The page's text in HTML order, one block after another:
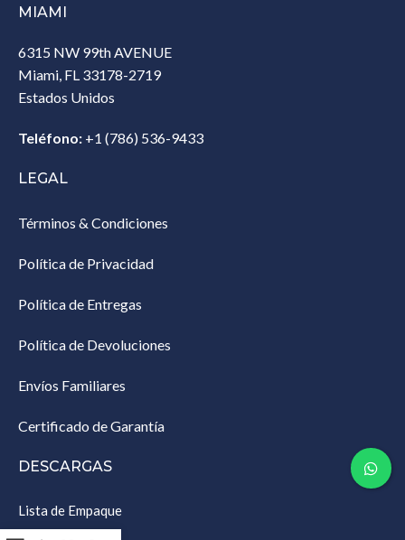
MIAMI
6315 NW 99th AVENUE
Miami, FL 33178-2719
Estados Unidos‎
Teléfono: +1 (786) 536-9433‎
LEGAL
Términos & Condiciones
Política de Privacidad
Política de Entregas
Política de Devoluciones
Envíos Familiares
Certificado de Garantía
DESCARGAS
Lista de Empaque